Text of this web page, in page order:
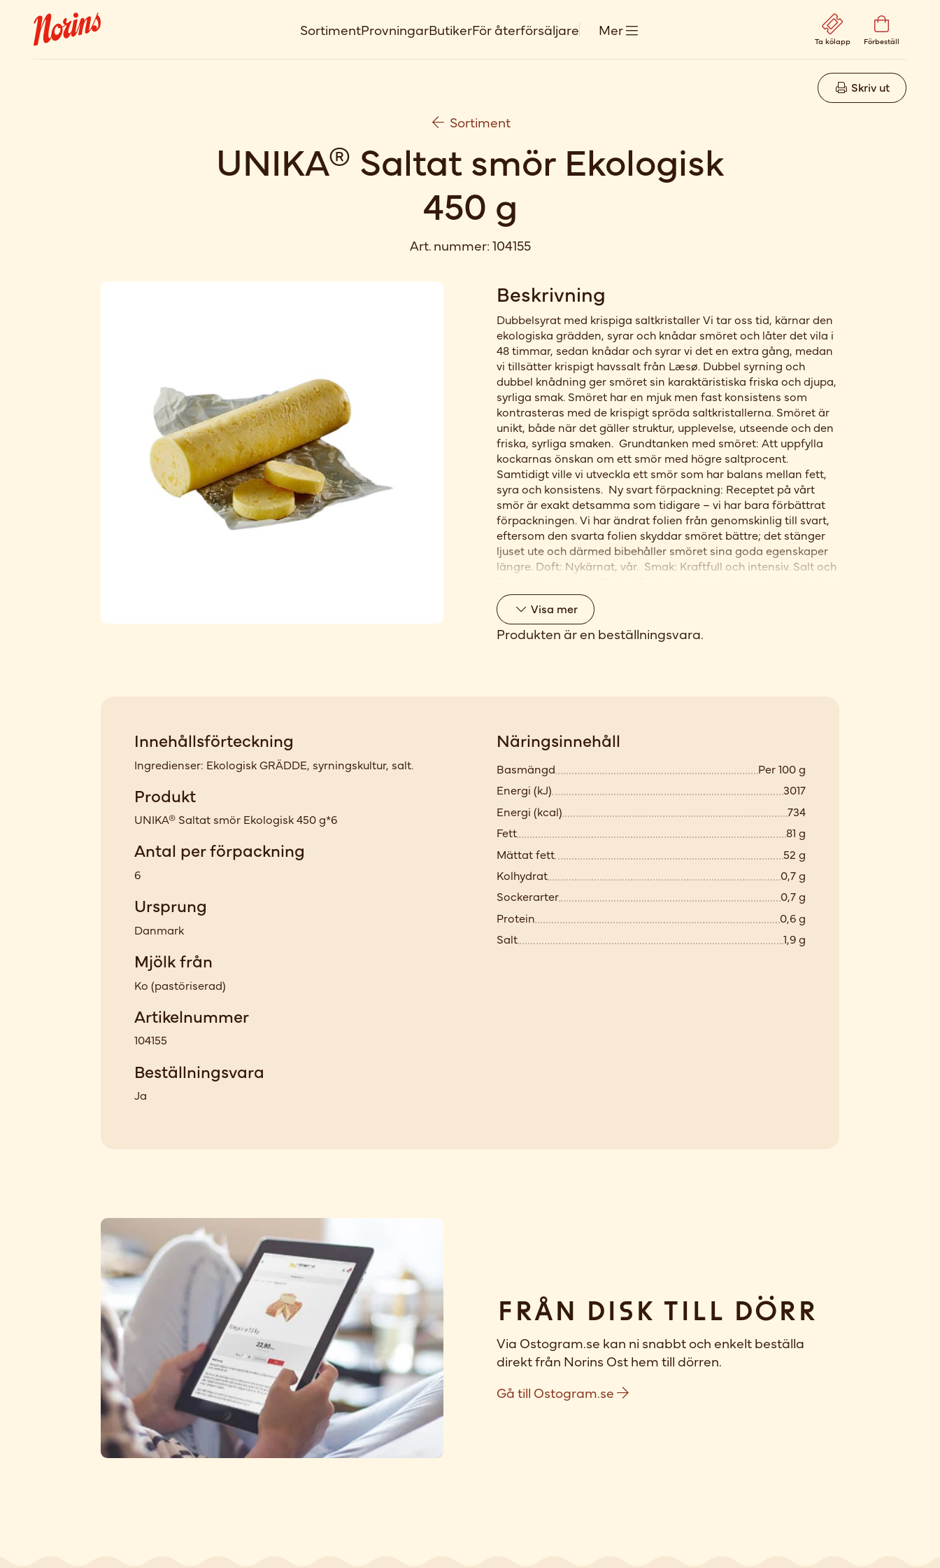
SortimentProvningarButikerFör återförsäljare Mer
Ta kölapp Förbeställ
Skriv ut
Sortiment
UNIKA® Saltat smör Ekologisk
450 g
Art. nummer:104155
Beskrivning
Dubbelsyrat med krispiga saltkristaller Vi tar oss tid, kärnar den
ekologiska grädden, syrar och knådar smöret och låter det vila i
48 timmar, sedan knådar och syrar vi det en extra gång, medan
vi tillsätter krispigt havssalt från Læsø. Dubbel syrning och
dubbel knådning ger smöret sin karaktäristiska friska och djupa,
syrliga smak. Smöret har en mjuk men fast konsistens som
kontrasteras med de krispigt spröda saltkristallerna. Smöret är
unikt, både när det gäller struktur, upplevelse, utseende och den
friska, syrliga smaken. Grundtanken med smöret: Att uppfylla
kockarnas önskan om ett smör med högre saltprocent.
Samtidigt ville vi utveckla ett smör som har balans mellan fett,
syra och konsistens. Ny svart förpackning: Receptet på vårt
smör är exakt detsamma som tidigare – vi har bara förbättrat
förpackningen. Vi har ändrat folien från genomskinlig till svart,
eftersom den svarta folien skyddar smöret bättre; det stänger
ljuset ute och därmed bibehåller smöret sina goda egenskaper
längre. Doft: Nykärnat, vår. Smak: Kraftfull och intensiv. Salt och
spröda saltkristaller.
Visa mer
Produkten är en beställningsvara.
Innehållsförteckning
Ingredienser: Ekologisk GRÄDDE, syrningskultur, salt.
Produkt
UNIKA® Saltat smör Ekologisk 450 g*6
Antal per förpackning
6
Ursprung
Danmark
Mjölk från
Ko (pastöriserad)
Artikelnummer
104155
Beställningsvara
Ja
Näringsinnehåll
Basmängd
Per 100 g
Energi (kJ)
3017
Energi (kcal)
734
Fett
81 g
Mättat fett
52 g
Kolhydrat
0,7 g
Sockerarter
0,7 g
Protein
0,6 g
Salt
1,9 g
Från disk till dörr
Via Ostogram.se kan ni snabbt och enkelt beställa
direkt från Norins Ost hem till dörren.
Gå till Ostogram.se